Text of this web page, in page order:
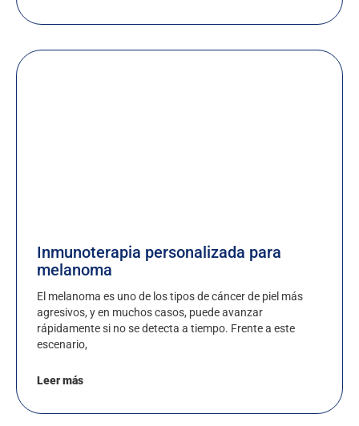
Inmunoterapia personalizada para
melanoma
El melanoma es uno de los tipos de cáncer de piel más
agresivos, y en muchos casos, puede avanzar
rápidamente si no se detecta a tiempo. Frente a este
escenario,
Leer más